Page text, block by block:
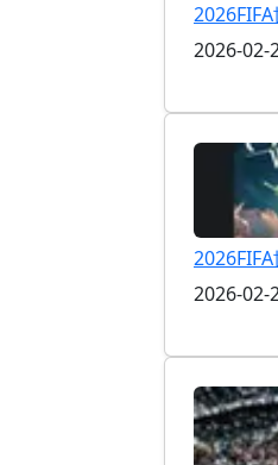
2026-02-
2026-02-